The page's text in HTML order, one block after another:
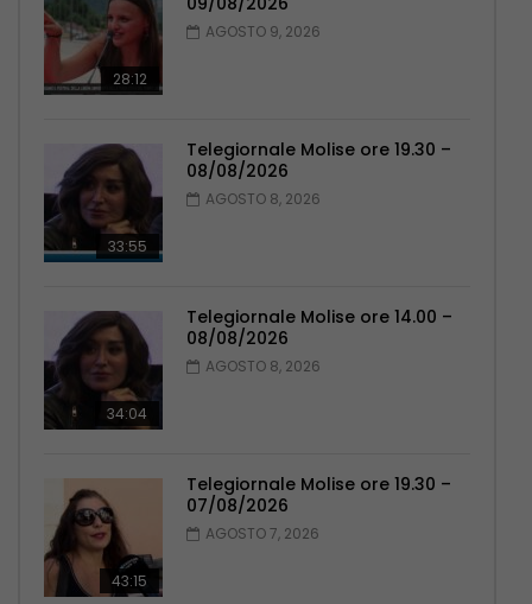
28:12
AGOSTO 9, 2026
33:55
Telegiornale Molise ore 19.30 –
08/08/2026
AGOSTO 8, 2026
34:04
Telegiornale Molise ore 14.00 –
08/08/2026
AGOSTO 8, 2026
43:15
Telegiornale Molise ore 19.30 –
07/08/2026
AGOSTO 7, 2026